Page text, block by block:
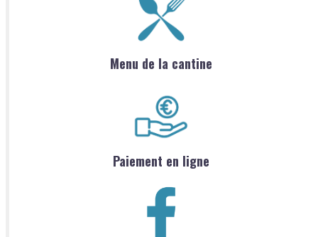
Menu de la cantine
Paiement en ligne